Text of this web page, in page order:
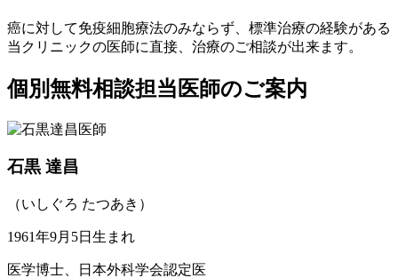
癌に対して免疫細胞療法のみならず、標準治療の経験がある
当クリニックの医師に直接、治療のご相談が出来ます。
個別無料相談担当医師のご案内
石黒 達昌
（いしぐろ たつあき）
1961年9月5日生まれ
医学博士、日本外科学会認定医